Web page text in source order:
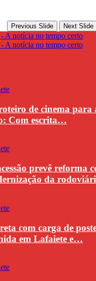
Previous Slide Next Slide
de cinema para
Com escrita…
prevê reforma
da
com carga de
em Lafaiete e…